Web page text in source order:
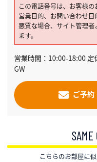
この電話番号は、お客様の
営業目的、お問い合わせ目
悪質な場合、サイト管理
ます。
営業時間：10:00-18:00 定
GW
ご予
こちらのお部屋に